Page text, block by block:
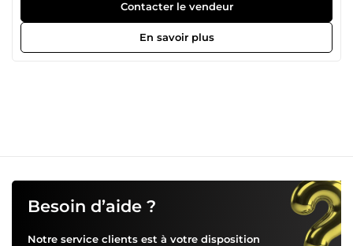
et en rédaction juridique pour particuliers et entreprises.
Je rédige pour vous : ✅ Articles et contenus juridiques
(droit public, immobilier, OHADA) ✅ Courriers et
correspondances administratives ✅ Contrats, fiches
Contacter le vendeur
En savoir plus
Besoin d’aide ?
Notre service clients est à votre disposition